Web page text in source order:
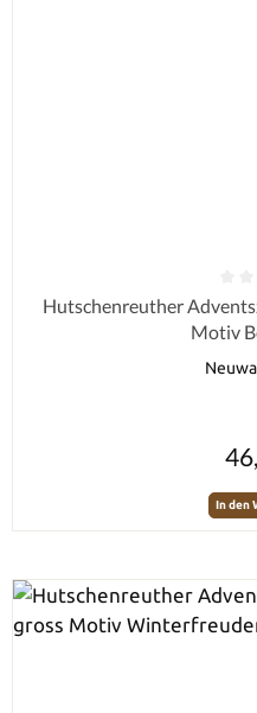
Durchschnittliche
Hutschenreuther
Motiv
In den